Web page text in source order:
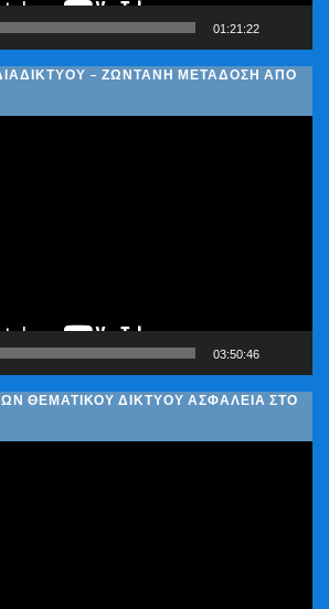
01:21:22
– ΖΩΝΤΑΝΉ ΜΕΤΆΔΟΣΗ ΑΠΌ
03:50:46
ΘΕΜΑΤΙΚΟΎ ΔΙΚΤΎΟΥ ΑΣΦΆΛΕΙΑ ΣΤΟ